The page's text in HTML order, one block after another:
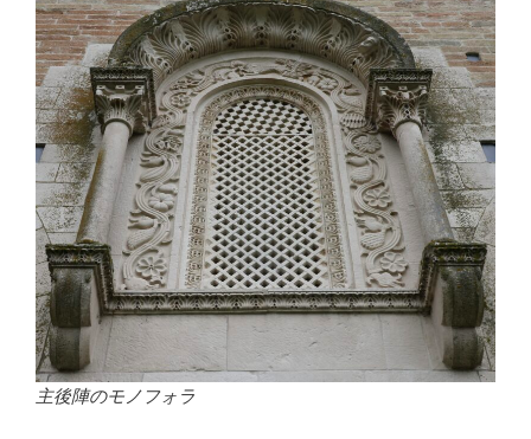
主後陣のモノフォラ